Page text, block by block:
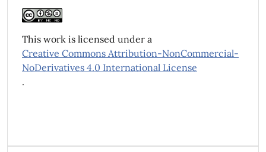
This work is licensed under a
Creative Commons Attribution-NonCommercial-
NoDerivatives 4.0 International License
.